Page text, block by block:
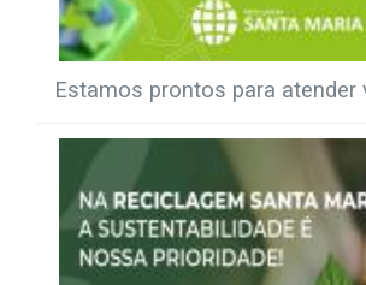
Estamos prontos para atender